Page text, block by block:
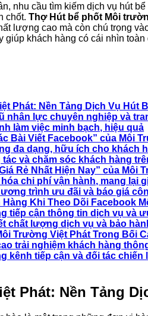
nhu cầu tìm kiếm dịch vụ hút
chốt. Thợ Hút bể phốt Môi
lượng cao mà còn chú trọng
giúp khách hàng có cái nhìn
Phát: Nền Tảng Dịch Vụ Hút
nhân lực chuyên nghiệp và
làm việc minh bạch, hiệu quả
Bài Viết Facebook” của Môi
đa dạng, hữu ích cho khách
và chăm sóc khách hàng
Rẻ Nhất Hiện Nay” của Môi
chi phí vận hành, mang lại
trình ưu đãi và báo giá
Hàng Khi Theo Dõi Facebook
tiếp cận thông tin dịch vụ và
chất lượng dịch vụ và bảo
Trường Việt Phát Trong Bối
trải nghiệm khách hàng
kênh tiếp cận và đối tác chiến
Phát: Nền Tảng